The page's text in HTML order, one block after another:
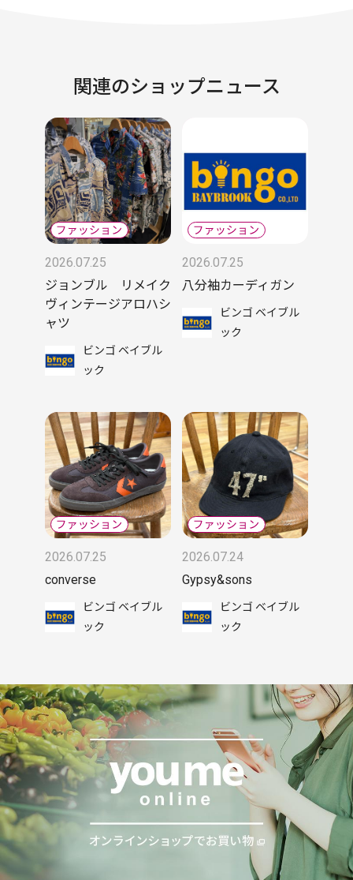
関連のショップニュース
2026.07.25
ジョンブル リメイク
ヴィンテージアロハシ
ャツ
ビンゴ ベイブル
ック
2026.07.25
八分袖カーディガン
ビンゴ ベイブル
ック
2026.07.25
converse
ビンゴ ベイブル
ック
2026.07.24
Gypsy&sons
ビンゴ ベイブル
ック